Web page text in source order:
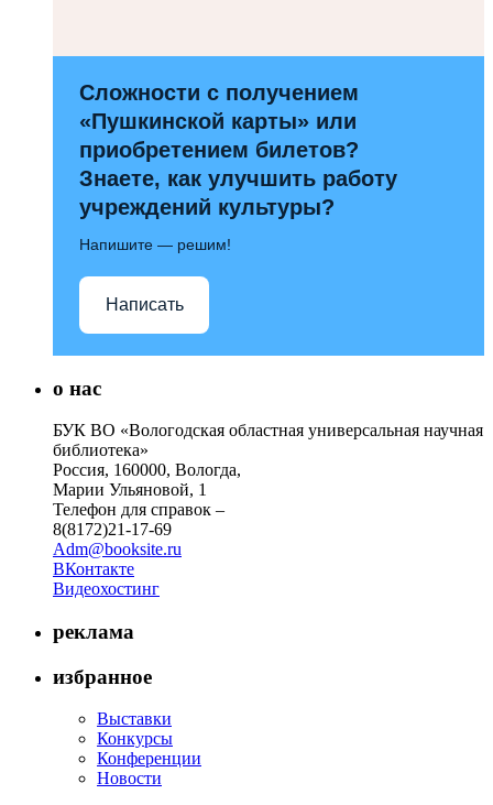
Сложности с получением
«Пушкинской карты» или
приобретением билетов?
Знаете, как улучшить работу
учреждений культуры?
Напишите — решим!
Написать
о нас
БУК ВО «Вологодская областная универсальная научная
библиотека»
Россия, 160000, Вологда,
Марии Ульяновой, 1
Телефон для справок –
8(8172)21-17-69
Adm@booksite.ru
ВКонтакте
Видеохостинг
реклама
избранное
Выставки
Конкурсы
Конференции
Новости